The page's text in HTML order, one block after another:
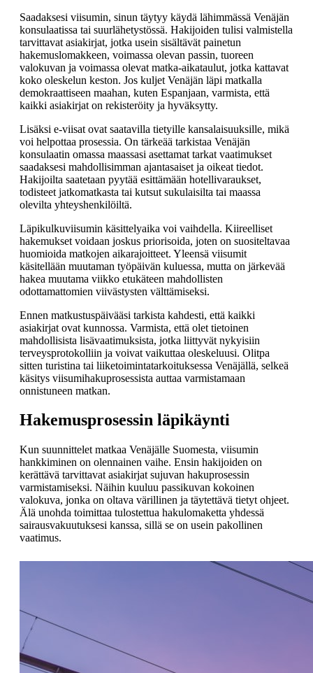
Saadaksesi viisumin, sinun täytyy käydä lähimmässä Venäjän
konsulaatissa tai suurlähetystössä. Hakijoiden tulisi valmistella
tarvittavat asiakirjat, jotka usein sisältävät painetun
hakemuslomakkeen, voimassa olevan passin, tuoreen
valokuvan ja voimassa olevat matka-aikataulut, jotka kattavat
koko oleskelun keston. Jos kuljet Venäjän läpi matkalla
demokraattiseen maahan, kuten Espanjaan, varmista, että
kaikki asiakirjat on rekisteröity ja hyväksytty.
Lisäksi e-viisat ovat saatavilla tietyille kansalaisuuksille, mikä
voi helpottaa prosessia. On tärkeää tarkistaa Venäjän
konsulaatin omassa maassasi asettamat tarkat vaatimukset
saadaksesi mahdollisimman ajantasaiset ja oikeat tiedot.
Hakijoilta saatetaan pyytää esittämään hotellivaraukset,
todisteet jatkomatkasta tai kutsut sukulaisilta tai maassa
olevilta yhteyshenkilöiltä.
Läpikulkuviisumin käsittelyaika voi vaihdella. Kiireelliset
hakemukset voidaan joskus priorisoida, joten on suositeltavaa
huomioida matkojen aikarajoitteet. Yleensä viisumit
käsitellään muutaman työpäivän kuluessa, mutta on järkevää
hakea muutama viikko etukäteen mahdollisten
odottamattomien viivästysten välttämiseksi.
Ennen matkustuspäivääsi tarkista kahdesti, että kaikki
asiakirjat ovat kunnossa. Varmista, että olet tietoinen
mahdollisista lisävaatimuksista, jotka liittyvät nykyisiin
terveysprotokolliin ja voivat vaikuttaa oleskeluusi. Olitpa
sitten turistina tai liiketoimintatarkoituksessa Venäjällä, selkeä
käsitys viisumihakuprosessista auttaa varmistamaan
onnistuneen matkan.
Hakemusprosessin läpikäynti
Kun suunnittelet matkaa Venäjälle Suomesta, viisumin
hankkiminen on olennainen vaihe. Ensin hakijoiden on
kerättävä tarvittavat asiakirjat sujuvan hakuprosessin
varmistamiseksi. Näihin kuuluu passikuvan kokoinen
valokuva, jonka on oltava värillinen ja täytettävä tietyt ohjeet.
Älä unohda toimittaa tulostettua hakulomaketta yhdessä
sairausvakuutuksesi kanssa, sillä se on usein pakollinen
vaatimus.